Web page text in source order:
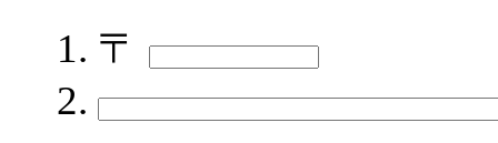
〒